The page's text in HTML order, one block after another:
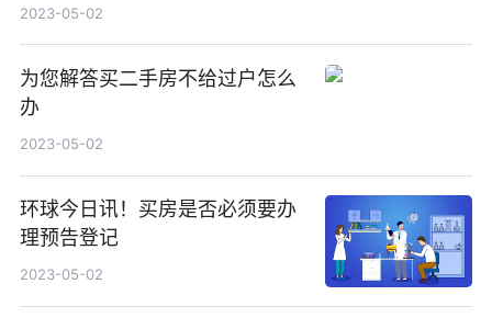
2023-05-02
为您解答买二手房不给过户怎么
办
2023-05-02
环球今日讯！买房是否必须要办
理预告登记
2023-05-02